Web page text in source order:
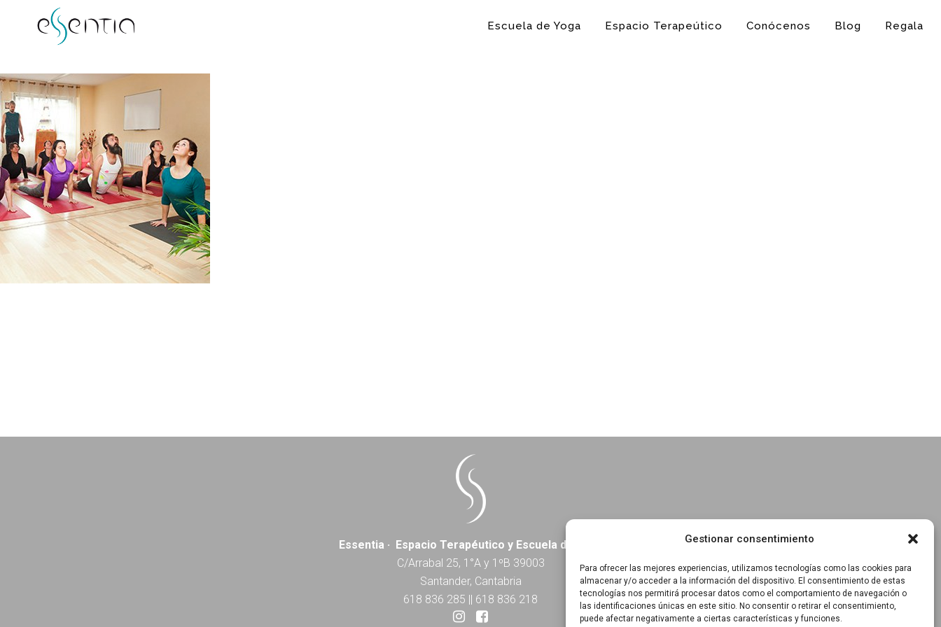
Gestionar consentimiento
Para ofrecer las mejores experiencias, utilizamos tecnologías como las cookies para
almacenar y/o acceder a la información del dispositivo. El consentimiento de estas
tecnologías nos permitirá procesar datos como el comportamiento de navegación o
las identificaciones únicas en este sitio. No consentir o retirar el consentimiento,
puede afectar negativamente a ciertas características y funciones.
Escuela de Yoga Espacio Terapeútico Conócenos Blog Regala
Essentia · Espacio Terapéutico y Escuela de Yoga
C/Arrabal 25, 1°A y 1ºB 39003
Santander, Cantabria
618 836 285 || 618 836 218